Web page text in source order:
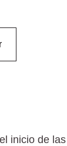
inicio de